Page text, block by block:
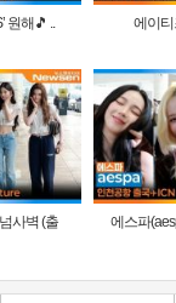
해🎵 .. 에이티
사벽 (출
에스파